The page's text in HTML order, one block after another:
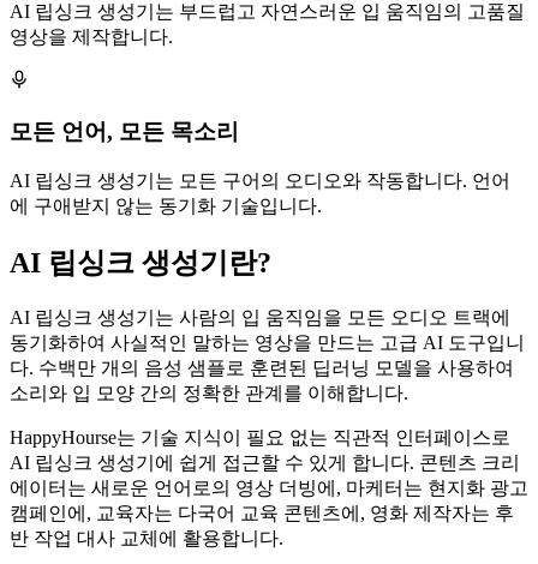
AI 립싱크 생성기는 부드럽고 자연스러운 입 움직임의 고품질
영상을 제작합니다.
모든 언어, 모든 목소리
AI 립싱크 생성기는 모든 구어의 오디오와 작동합니다. 언어
에 구애받지 않는 동기화 기술입니다.
AI 립싱크 생성기란?
AI 립싱크 생성기는 사람의 입 움직임을 모든 오디오 트랙에
동기화하여 사실적인 말하는 영상을 만드는 고급 AI 도구입니
다. 수백만 개의 음성 샘플로 훈련된 딥러닝 모델을 사용하여
소리와 입 모양 간의 정확한 관계를 이해합니다.
HappyHourse는 기술 지식이 필요 없는 직관적 인터페이스로
AI 립싱크 생성기에 쉽게 접근할 수 있게 합니다. 콘텐츠 크리
에이터는 새로운 언어로의 영상 더빙에, 마케터는 현지화 광고
캠페인에, 교육자는 다국어 교육 콘텐츠에, 영화 제작자는 후
반 작업 대사 교체에 활용합니다.